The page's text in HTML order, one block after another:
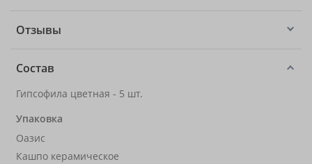
Отзывы
Состав
Гипсофила цветная - 5 шт.
Упаковка
Оазис
Кашпо керамическое